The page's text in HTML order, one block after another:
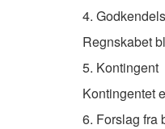
4.
Regnskabet
5. Kontingent
Kontingentet
6. Forslag fra